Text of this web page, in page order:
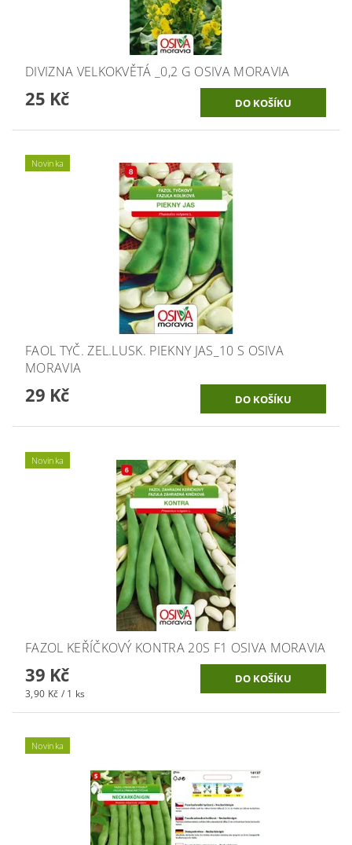
DIVIZNA VELKOKVĚTÁ _0,2 G OSIVA MORAVIA
25 Kč
Novinka
FAOL TYČ. ZEL.LUSK. PIEKNY JAS_10 S OSIVA
MORAVIA
29 Kč
Novinka
FAZOL KEŘÍČKOVÝ KONTRA 20S F1 OSIVA MORAVIA
39 Kč
3,90 Kč / 1 ks
Novinka